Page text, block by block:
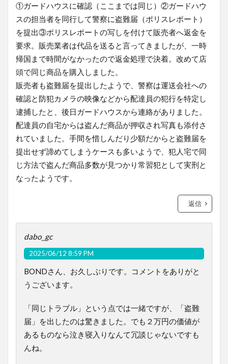
①ガードハウスに確認（ここまでは同じ）②ガードハウ
スの担当者を同行して警察に盗難届（ポリスレポート）
を提出③ポリスレポートの写しを付けて販売者へ返金を
要求。販売業者は代品を送ると言ってきましたが、一時
帰国まで時間がなかったので返金処理で決着。改めて店
頭で同じ商品を購入しました。
販売者も盗難届を提出したようで、警察は運送会社への
確認と防犯カメラの映像などから配達員の犯行を特定し
逮捕したと、後日ガードハウスから連絡がありました。
配達員の自宅からは盗んだ商品が押収され写真も添付さ
れていました。手間を惜しんだり少額だからと盗難届を
提出せず諦めてしまうケースも多いようで、犯人宅で同
じ方法で盗んだ商品多数が見つかり常習犯として実刑と
なったようです。
返信
dabo_gc
2025/06/12 8:59 PM
BONDさん、お久しぶりです。コメントをありがと
うございます。
「同じトラブル」という点では一緒ですが、「盗難
届」を出したのは驚きました。でも２万円の価値が
あるものなら泣き寝入りなんて冗談じゃないですも
んね。